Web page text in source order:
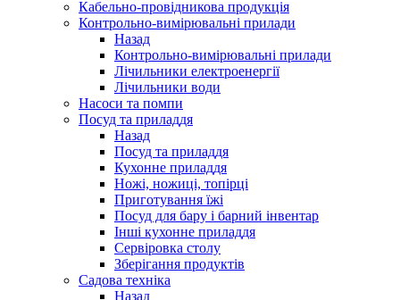
Кабельно-провідникова продукція
Контрольно-вимірювальні прилади
Назад
Контрольно-вимірювальні прилади
Лічильники електроенергії
Лічильники води
Насоси та помпи
Посуд та приладдя
Назад
Посуд та приладдя
Кухонне приладдя
Ножі, ножиці, топірці
Приготування їжі
Посуд для бару і барний інвентар
Інші кухонне приладдя
Сервіровка столу
Зберігання продуктів
Садова техніка
Назад